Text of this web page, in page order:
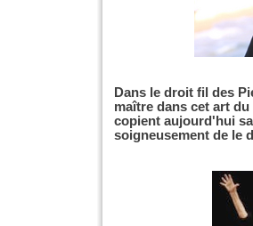
Dans le droit fil des
maître dans cet art
copient aujourd'hui
soigneusement de le